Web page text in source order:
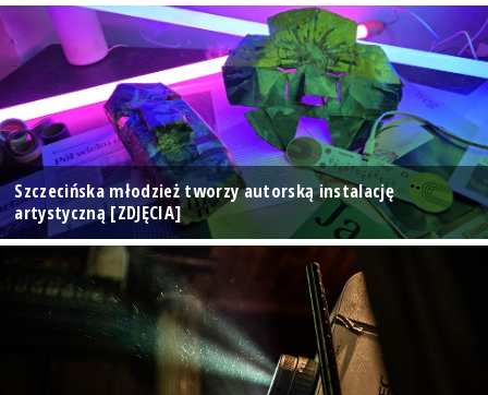
Szczecińska młodzież tworzy autorską instalację
artystyczną [ZDJĘCIA]